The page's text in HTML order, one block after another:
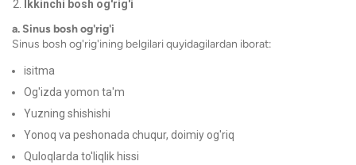
Ikkinchi bosh og'rig'i
a. Sinus bosh og'rig'i
Sinus bosh og'rig'ining belgilari quyidagilardan iborat:
isitma
Og'izda yomon ta'm
Yuzning shishishi
Yonoq va peshonada chuqur, doimiy og'riq
Quloqlarda to'liqlik hissi